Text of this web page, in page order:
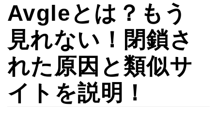
Avgleとは？もう
見れない！閉鎖さ
れた原因と類似サ
イトを説明！